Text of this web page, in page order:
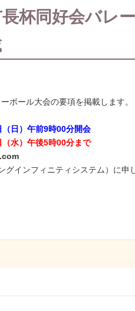
杯同好会バレ
ボール大会の要項を掲載します。
日）午前9時00分開会
水）午後5時00分まで
グインフィニティシステム）に